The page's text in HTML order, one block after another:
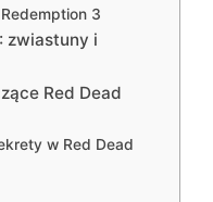
3
zwiastuny i
Red Dead
w Red Dead